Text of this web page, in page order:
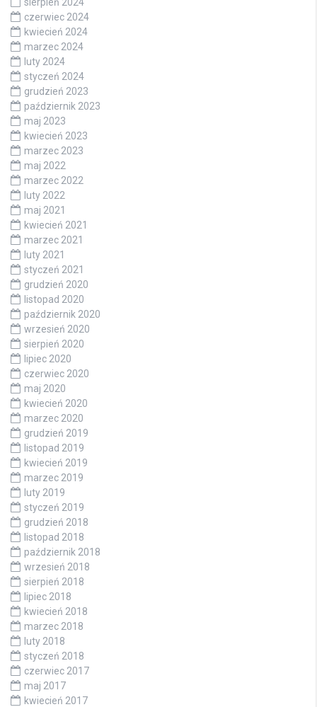
czerwiec 2024
kwiecień 2024
marzec 2024
luty 2024
styczeń 2024
grudzień 2023
październik 2023
maj 2023
kwiecień 2023
marzec 2023
maj 2022
marzec 2022
luty 2022
maj 2021
kwiecień 2021
marzec 2021
luty 2021
styczeń 2021
grudzień 2020
listopad 2020
październik 2020
wrzesień 2020
sierpień 2020
lipiec 2020
czerwiec 2020
maj 2020
kwiecień 2020
marzec 2020
grudzień 2019
listopad 2019
kwiecień 2019
marzec 2019
luty 2019
styczeń 2019
grudzień 2018
listopad 2018
październik 2018
wrzesień 2018
sierpień 2018
lipiec 2018
kwiecień 2018
marzec 2018
luty 2018
styczeń 2018
czerwiec 2017
maj 2017
kwiecień 2017